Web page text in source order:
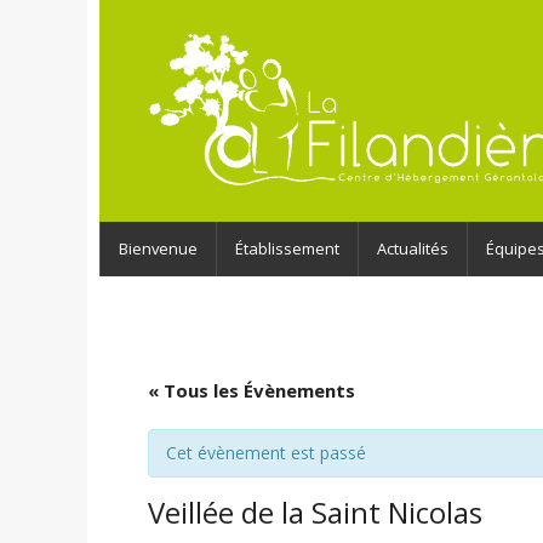
Bienvenue Établissement Actualités Équipes
« Tous les Évènements
Cet évènement est passé
Veillée de la Saint Nicolas